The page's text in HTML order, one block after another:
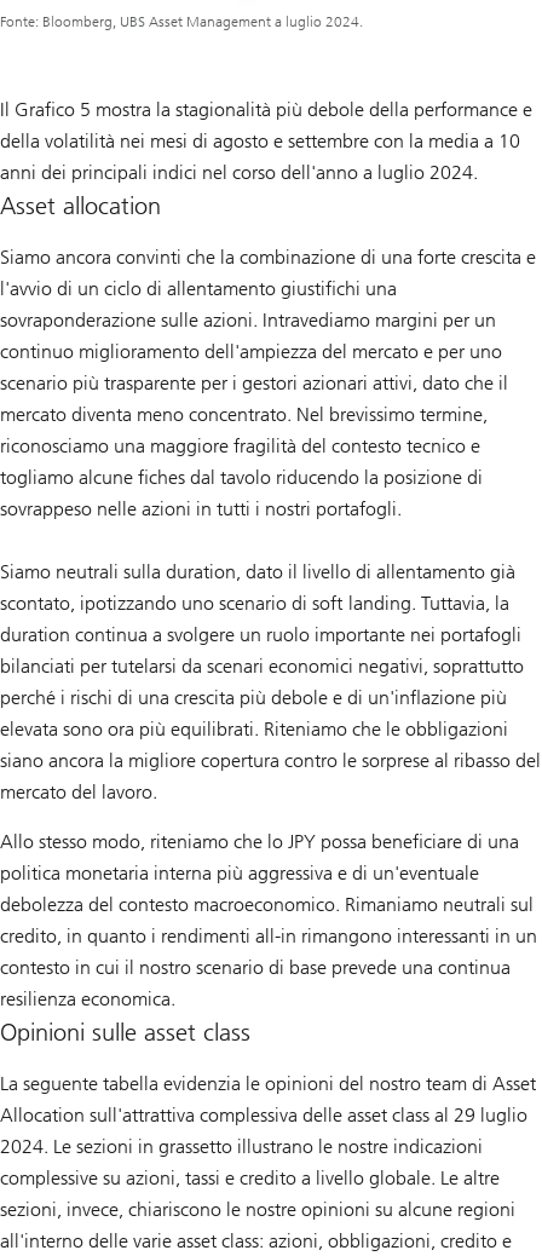
Fonte: Bloomberg, UBS Asset Management a luglio 2024.
Il Grafico 5 mostra la stagionalità più debole della performance e
della volatilità nei mesi di agosto e settembre con la media a 10
anni dei principali indici nel corso dell'anno a luglio 2024.
Asset allocation
Siamo ancora convinti che la combinazione di una forte crescita e
l'avvio di un ciclo di allentamento giustifichi una
sovraponderazione sulle azioni. Intravediamo margini per un
continuo miglioramento dell'ampiezza del mercato e per uno
scenario più trasparente per i gestori azionari attivi, dato che il
mercato diventa meno concentrato. Nel brevissimo termine,
riconosciamo una maggiore fragilità del contesto tecnico e
togliamo alcune fiches dal tavolo riducendo la posizione di
sovrappeso nelle azioni in tutti i nostri portafogli.
Siamo neutrali sulla duration, dato il livello di allentamento già
scontato, ipotizzando uno scenario di soft landing. Tuttavia, la
duration continua a svolgere un ruolo importante nei portafogli
bilanciati per tutelarsi da scenari economici negativi, soprattutto
perché i rischi di una crescita più debole e di un'inflazione più
elevata sono ora più equilibrati. Riteniamo che le obbligazioni
siano ancora la migliore copertura contro le sorprese al ribasso del
mercato del lavoro.
Allo stesso modo, riteniamo che lo JPY possa beneficiare di una
politica monetaria interna più aggressiva e di un'eventuale
debolezza del contesto macroeconomico. Rimaniamo neutrali sul
credito, in quanto i rendimenti all-in rimangono interessanti in un
contesto in cui il nostro scenario di base prevede una continua
resilienza economica.
Opinioni sulle asset class
La seguente tabella evidenzia le opinioni del nostro team di Asset
Allocation sull'attrattiva complessiva delle asset class al 29 luglio
2024. Le sezioni in grassetto illustrano le nostre indicazioni
complessive su azioni, tassi e credito a livello globale. Le altre
sezioni, invece, chiariscono le nostre opinioni su alcune regioni
all'interno delle varie asset class: azioni, obbligazioni, credito e